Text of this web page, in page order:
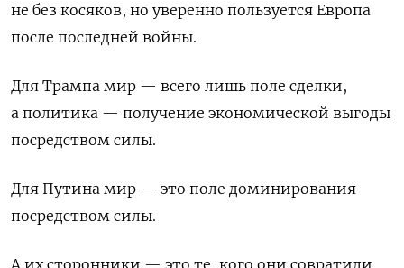
не без косяков, но уверенно пользуется Европа
после последней войны.
Для Трампа мир — всего лишь поле сделки,
а политика — получение экономической выгоды
посредством силы.
Для Путина мир — это поле доминирования
посредством силы.